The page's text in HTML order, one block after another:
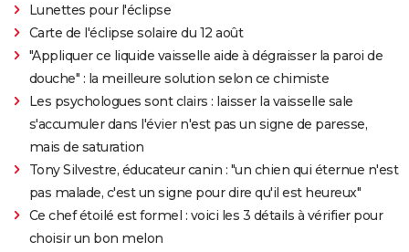
Lunettes pour l'éclipse
Carte de l'éclipse solaire du 12 août
"Appliquer ce liquide vaisselle aide à dégraisser la paroi de
douche" : la meilleure solution selon ce chimiste
Les psychologues sont clairs : laisser la vaisselle sale
s'accumuler dans l'évier n'est pas un signe de paresse,
mais de saturation
Tony Silvestre, éducateur canin : "un chien qui éternue n'est
pas malade, c'est un signe pour dire qu'il est heureux"
Ce chef étoilé est formel : voici les 3 détails à vérifier pour
choisir un bon melon